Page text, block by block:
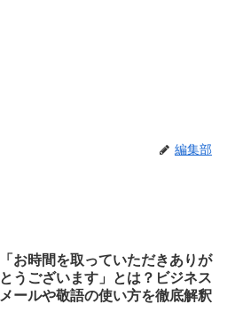
編集部
「お時間を取っていただきありが
とうございます」とは？ビジネス
メールや敬語の使い方を徹底解釈